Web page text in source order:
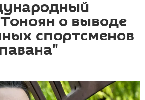
о выводе
спортсменов